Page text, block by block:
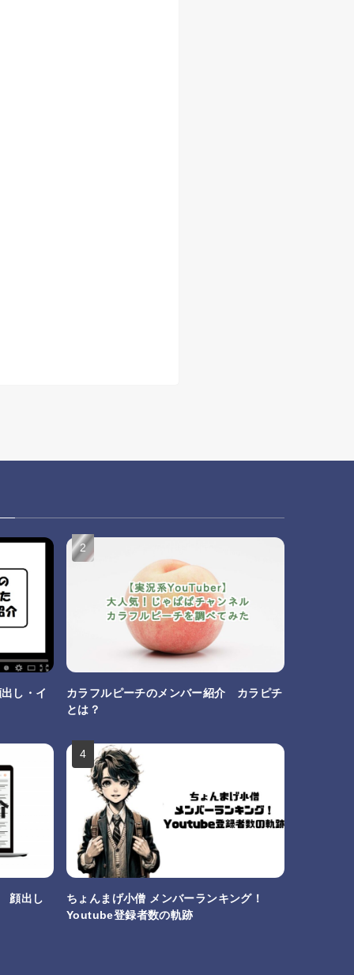
し・イ
カラフルピーチのメンバー紹介 カラピチ
とは？
顔出し
ちょんまげ小僧 メンバーランキング！
Youtube登録者数の軌跡